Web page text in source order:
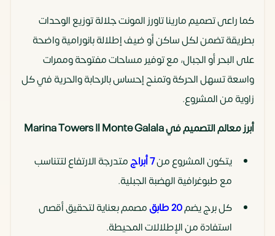
كما راعى تصميم مارينا تاورز المونت جلالة توزيع الوحدات
بطريقة تضمن لكل ساكن أو ضيف إطلالة بانورامية واضحة
على البحر أو الجبال، مع توفير مساحات مفتوحة وممرات
واسعة تسهل الحركة وتمنح إحساس بالرحابة والحرية في كل
زاوية من المشروع.
أبرز معالم التصميم في Marina Towers Il Monte Galala
يتكون المشروع من7 أبراج
متدرجة الارتفاع لتتناسب
مع طبوغرافية الهضبة الجبلية.
كل برج يضم20 طابق
مصمم بعناية لتحقيق أقصى
استفادة من الإطلالات المحيطة.